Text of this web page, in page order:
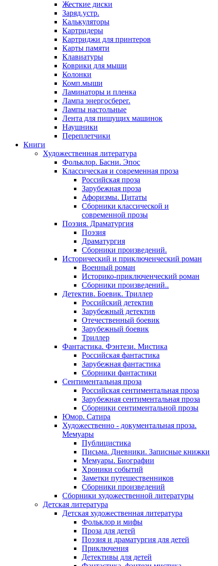
Жесткие диски
Заряд.устр.
Калькуляторы
Картридеры
Картриджи для принтеров
Карты памяти
Клавиатуры
Коврики для мыши
Колонки
Комп.мыши
Ламинаторы и пленка
Лампа энергосберег.
Лампы настольные
Лента для пишущих машинок
Наушники
Переплетчики
Книги
Художественная литература
Фольклор. Басни. Эпос
Классическая и современная проза
Российская проза
Зарубежная проза
Афоризмы. Цитаты
Сборники классической и
современной прозы
Поэзия. Драматургия
Поэзия
Драматургия
Сборники произведений.
Исторический и приключенческий роман
Военный роман
Историко-приключенческий роман
Сборники произведений..
Детектив. Боевик. Триллер
Российский детектив
Зарубежный детектив
Отечественный боевик
Зарубежный боевик
Триллер
Фантастика. Фэнтези. Мистика
Российская фантастика
Зарубежная фантастика
Сборники фантастики
Сентиментальная проза
Российская сентиментальная проза
Зарубежная сентиментальная проза
Сборники сентиментальной прозы
Юмор. Сатира
Художественно - документальная проза.
Мемуары
Публицистика
Письма. Дневники. Записные книжки
Мемуары. Биографии
Хроники событий
Заметки путешественников
Сборники произведений
Сборники художественной литературы
Детская литература
Детская художественная литература
Фольклор и мифы
Проза для детей
Поэзия и драматургия для детей
Приключения
Детективы для детей